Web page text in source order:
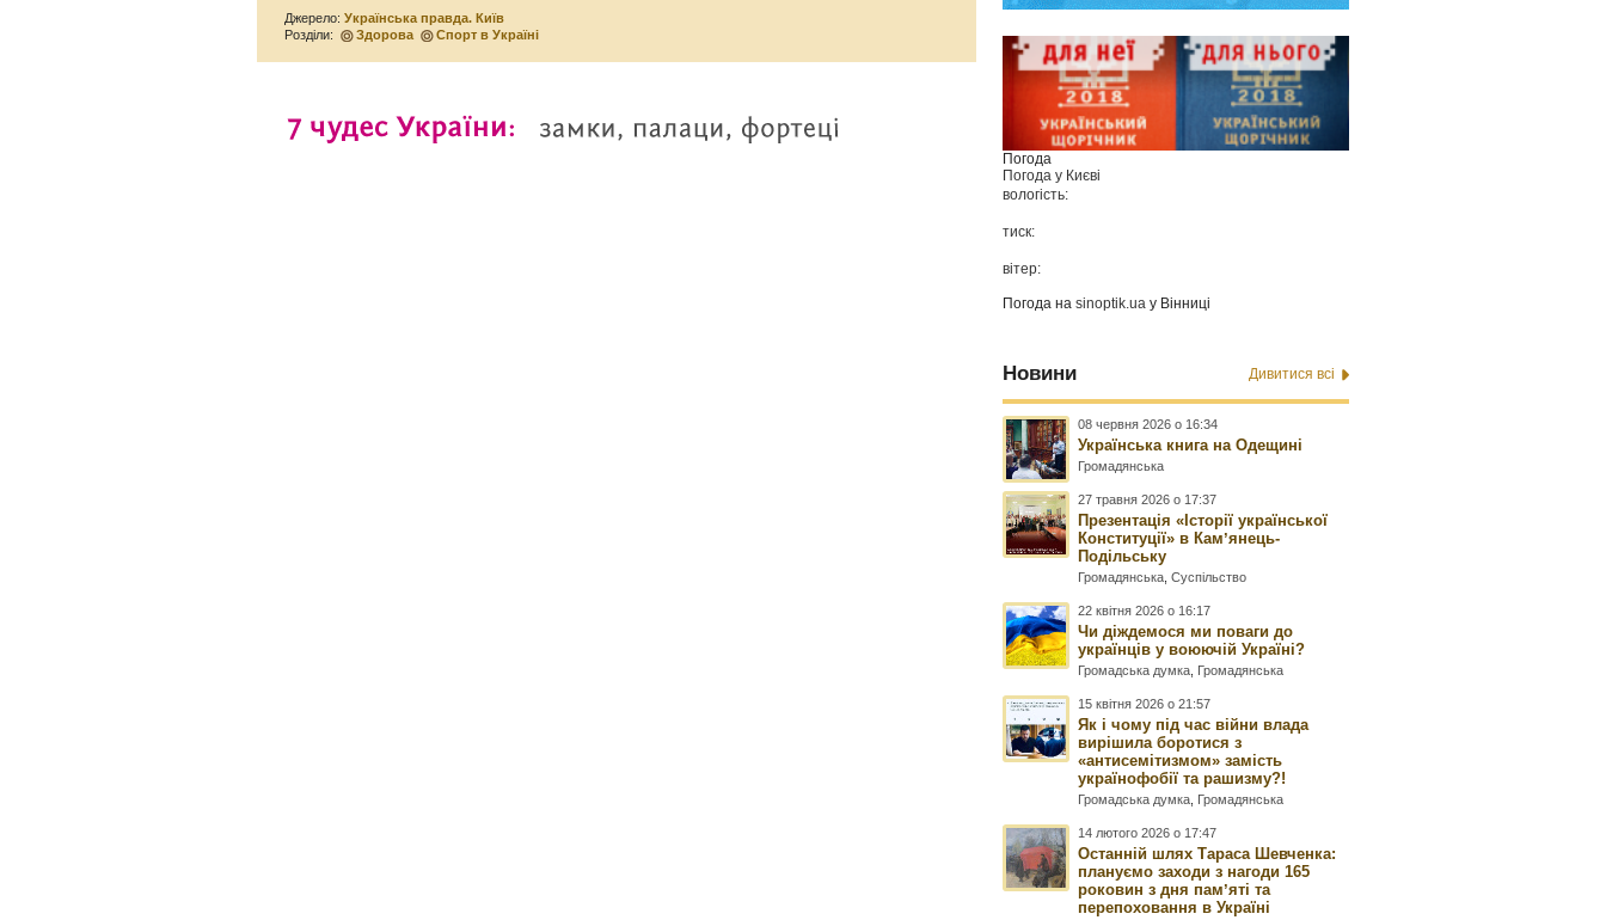
Джерело:Українська правда. Київ
Розділи:
Здорова Спорт в Україні
Погода
Погода у Києві
вологість:
тиск:
вітер:
Погода наsinoptik.ua у Вінниці
Новини Дивитися всі
08 червня 2026 о 16:34
Українська книга на Одещині
Громадянська
27 травня 2026 о 17:37
Презентація «Історії української
Конституції» в Камʼянець-
Подільську
Громадянська ,Суспільство
22 квітня 2026 о 16:17
Чи діждемося ми поваги до
українців у воюючій Україні?
Громадська думка Громадянська
15 квітня 2026 о 21:57
Як і чому під час війни влада
вирішила боротися з
«антисемітизмом» замість
українофобії та рашизму?!
Громадська думка Громадянська
14 лютого 2026 о 17:47
Останній шлях Тараса Шевченка:
плануємо заходи з нагоди 165
роковин з дня памʼяті та
перепоховання в Україні